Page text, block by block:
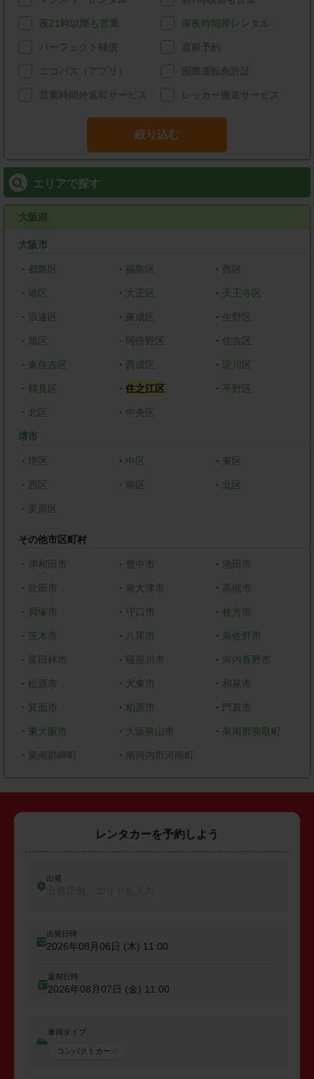
夜21時以降も営業 深夜時間帯レンタル
パーフェクト補償 直前予約
ニコパス（アプリ） 国際運転免許証
営業時間外返却サービス レッカー搬送サービス
絞り込む
エリアで探す
大阪府
大阪市
・ 都島区 ・ 福島区 ・ 西区
・ 港区 ・ 大正区 ・ 天王寺区
・ 浪速区 ・ 東成区 ・ 生野区
・ 旭区 ・ 阿倍野区 ・ 住吉区
・ 東住吉区 ・ 西成区 ・ 淀川区
・ 鶴見区 ・ 住之江区 ・平野区
・ 北区 ・ 中央区
堺市
・ 堺区 ・ 中区 ・ 東区
・ 西区 ・ 南区 ・ 北区
・ 美原区
その他市区町村
・ 岸和田市 ・ 豊中市 ・ 池田市
・ 吹田市 ・ 泉大津市 ・ 高槻市
・ 貝塚市 ・ 守口市 ・枚方市
・ 茨木市 ・ 八尾市 ・ 泉佐野市
・ 富田林市 ・ 寝屋川市 ・ 河内長野市
・ 松原市 ・ 大東市 ・ 和泉市
・ 箕面市 ・ 柏原市 ・ 門真市
・ 東大阪市 ・ 大阪狭山市 ・ 泉南郡熊取町
・ 泉南郡岬町 ・ 南河内郡河南町
レンタカーを予約しよう
出発
出発日時
2026年08月06日 (木) 11:00
返却日時
2026年08月07日 (金) 11:00
車両タイプ
コンパクトカー